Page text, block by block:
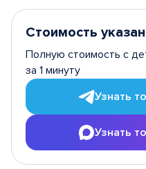
Стоимость
Полную стоимость с
за 1 минуту
Узнать
Узнать